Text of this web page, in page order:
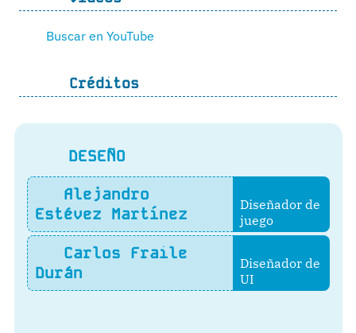
Buscar en YouTube
Créditos
DESEÑO
Alejandro
Estévez Martínez
Diseñador de
juego
Carlos Fraile
Durán
Diseñador de
UI